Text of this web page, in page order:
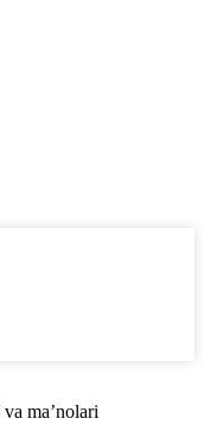
ma’nolari